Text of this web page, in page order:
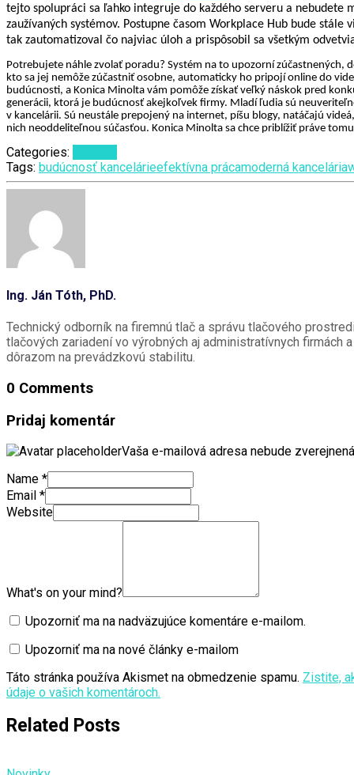
tejto spolupráci sa ľahko integruje do každého serveru a
zaužívaných systémov. Postupne časom Workplace Hub bude
tak zautomatizoval čo najviac úloh a prispôsobil sa všetkým
Potrebujete náhle zvolať poradu? Systém na to upozorní zúčastnených,
kto sa jej nemôže zúčastniť osobne, automaticky ho pripojí online do
budúcnosti, a Konica Minolta vám pomôže získať veľký náskok pred
generácii, ktorá je budúcnosť akejkoľvek firmy. Mladí ľudia sú
v kancelárii. Sú neustále prepojený na internet, píšu blogy, natáčajú
nich neoddeliteľnou súčasťou. Konica Minolta sa chce priblížiť práve
Categories:
Tags: budúcnosť kancelárieefektívna prácamoderná kancelária
Ing. Ján Tóth, PhD.
Technický odborník na firemnú tlač a správu tlačového
tlačových zariadení vo výrobných aj administratívnych firmách
dôrazom na prevádzkovú stabilitu.
0 Comments
Pridaj komentár
Vaša e-mailová adresa nebude
Name *
Email *
Website
What's on your mind?
Upozorniť ma na nadväzujúce komentáre e-mailom.
Upozorniť ma na nové články e-mailom
Táto stránka používa Akismet na obmedzenie spamu. Zistite,
údaje o vašich komentároch.
Related Posts